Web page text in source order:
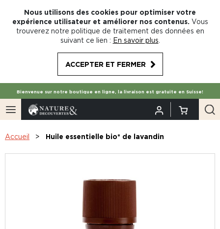
Nous utilisons des cookies pour optimiser votre
expérience utilisateur et améliorer nos contenus. Vous
trouverez notre politique de traitement des données en
suivant ce lien : En savoir plus
ACCEPTER ET FERMER
Bienvenue sur notre boutique en ligne, la livraison est gratuite en Suisse!
Accueil Huile essentielle bio* de lavandin